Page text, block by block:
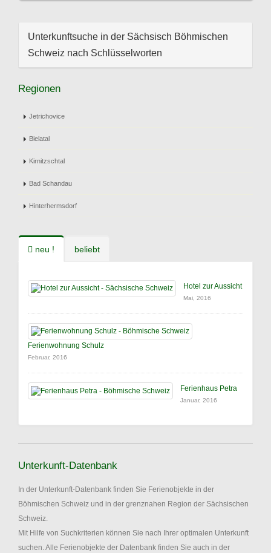
Unterkunftsuche in der Sächsisch Böhmischen
Schweiz nach Schlüsselworten
Regionen
Jetrichovice
Bielatal
Kirnitzschtal
Bad Schandau
Hinterhermsdorf
neu ! beliebt
Hotel zur Aussicht
Mai, 2016
Ferienwohnung Schulz
Februar, 2016
Ferienhaus Petra
Januar, 2016
Unterkunft-Datenbank
In der Unterkunft-Datenbank finden Sie Ferienobjekte in der
Böhmischen Schweiz und in der grenznahen Region der Sächsischen
Schweiz.
Mit Hilfe von Suchkriterien können Sie nach Ihrer optimalen Unterkunft
suchen. Alle Ferienobjekte der Datenbank finden Sie auch in der